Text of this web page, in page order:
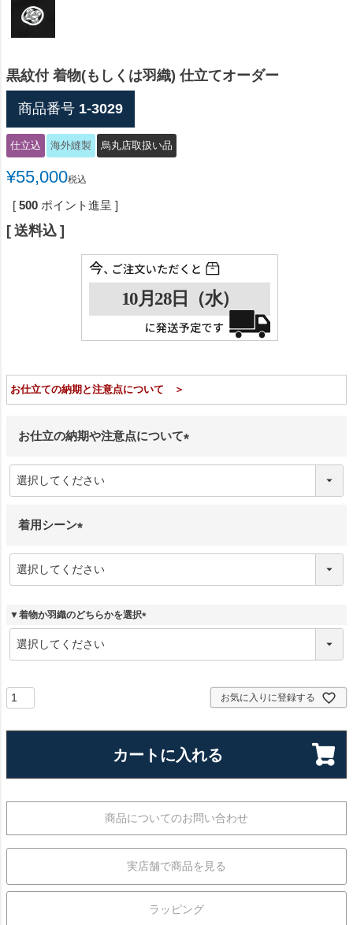
黒紋付 着物(もしくは羽織) 仕立てオーダー
商品番号 1-3029
仕立込 海外縫製 烏丸店取扱い品
¥55,000税込
[ 500 ポイント進呈 ]
送料込
お仕立ての納期と注意点について ＞
お仕立の納期や注意点について
着用シーン
必
▼着物か羽織のどちらかを選択
(
須
お気に入りに登録する
カートに入れる
商品についてのお問い合わせ
実店舗で商品を見る
ラッピング